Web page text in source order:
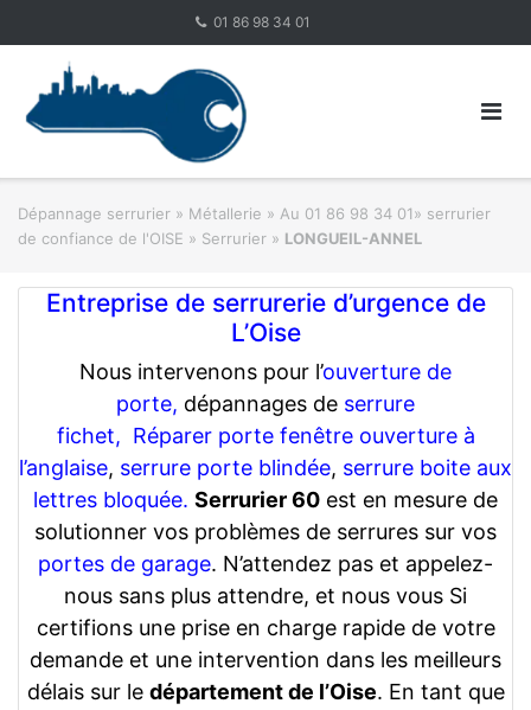
01 86 98 34 01
Dépannage serrurier » Métallerie » Au 01 86 98 34 01» serrurier
de confiance de l'OISE » Serrurier » LONGUEIL-ANNEL
Entreprise de serrurerie d’urgence de
L’Oise
Nous intervenons pour l’ouverture de
porte, dépannages de serrure
fichet, Réparer porte fenêtre ouverture à
l’anglaise, serrure porte blindée, serrure boite aux
lettres bloquée. Serrurier 60 est en mesure de
solutionner vos problèmes de serrures sur vos
portes de garage. N’attendez pas et appelez-
nous sans plus attendre, et nous vous Si
certifions une prise en charge rapide de votre
demande et une intervention dans les meilleurs
délais sur le département de l’Oise. En tant que